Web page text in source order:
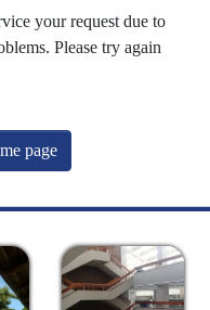
your request due to
Please try again
page